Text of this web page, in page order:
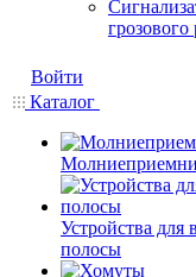
грозового
Войти
Каталог
Устройства для
полосы